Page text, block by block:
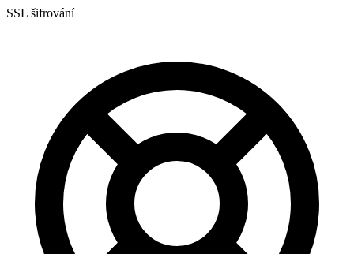
SSL šifrování